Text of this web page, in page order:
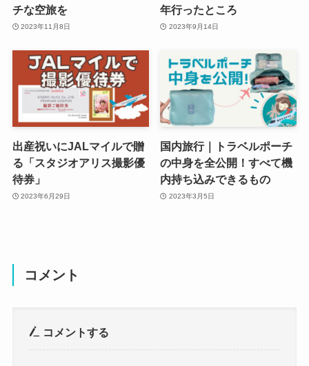
チな空旅を
2023年11月8日
年行ったところ
2023年9月14日
出産祝いにJALマイルで贈
る「スタジオアリス撮影優
待券」
2023年6月29日
国内旅行｜トラベルポーチ
の中身を全公開！すべて機
内持ち込みできるもの
2023年3月5日
コメント
コメントする